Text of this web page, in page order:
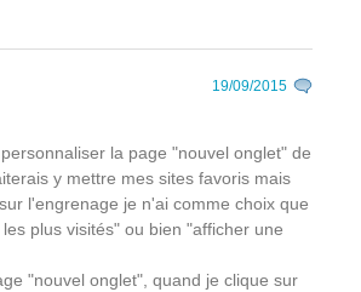
19/09/2015
la page "nouvel onglet" de
y mettre mes sites favoris mais
l'engrenage je n'ai comme choix que
plus visités" ou bien "afficher une
"nouvel onglet", quand je clique sur